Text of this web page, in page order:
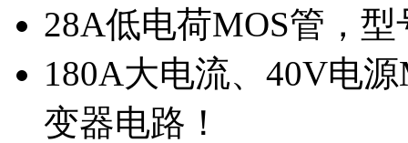
28A低电荷MOS管，
180A大电流、40V电
变器电路！